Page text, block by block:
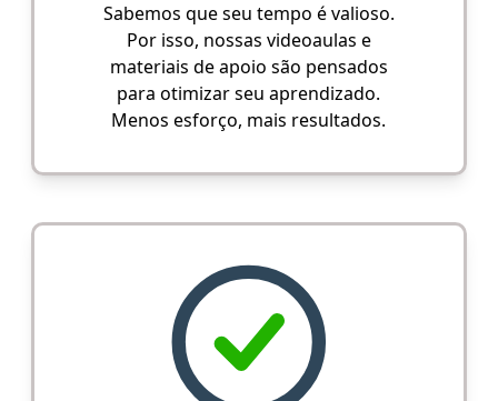
Sabemos que seu tempo é valioso.
Por isso, nossas videoaulas e
materiais de apoio são pensados
para otimizar seu aprendizado.
Menos esforço, mais resultados.